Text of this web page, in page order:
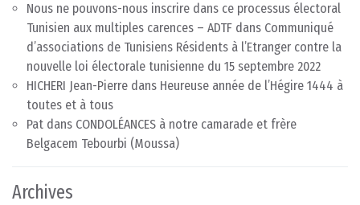
Nous ne pouvons-nous inscrire dans ce processus électoral
Tunisien aux multiples carences – ADTF dans Communiqué
d’associations de Tunisiens Résidents à l’Etranger contre la
nouvelle loi électorale tunisienne du 15 septembre 2022
HICHERI Jean-Pierre dans Heureuse année de l’Hégire 1444 à
toutes et à tous
Pat dans CONDOLÉANCES à notre camarade et frère
Belgacem Tebourbi (Moussa)
Archives